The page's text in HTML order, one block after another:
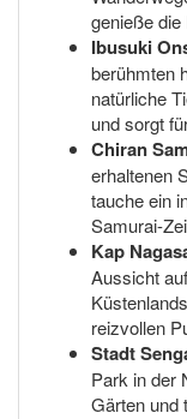
genieße
Ibusuki
berühmten
natürliche
und sorgt
Chiran
erhaltenen
tauche ein
Samurai-
Kap
Aussicht
reizvollen
Stadt
Park in der
Gärten und